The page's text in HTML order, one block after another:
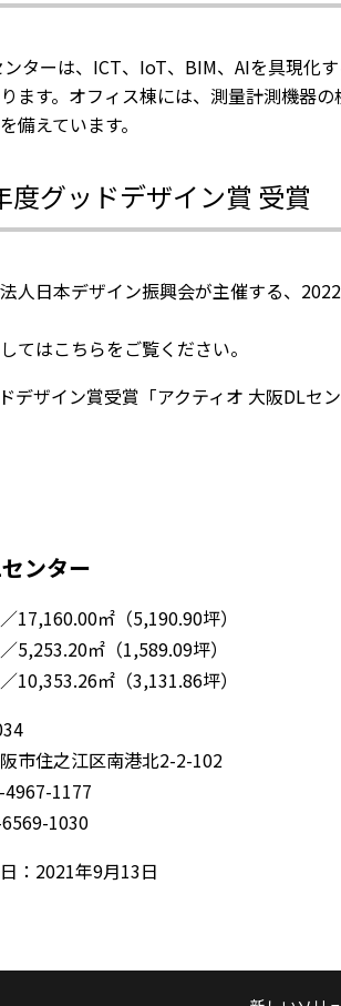
ターは、ICT、IoT、BIM、AIを具現化
ます。オフィス棟には、測量計測機器
備えています。
度グッドデザイン賞 受賞
人日本デザイン振興会が主催する、
てはこちらをご覧ください。
デザイン賞受賞「アクティオ 大阪DLセン
ンター
17,160.00㎡（5,190.90坪）
5,253.20㎡（1,589.09坪）
10,353.26㎡（3,131.86坪）
市住之江区南港北2-2-102
4967-1177
1030
：2021年9月13日